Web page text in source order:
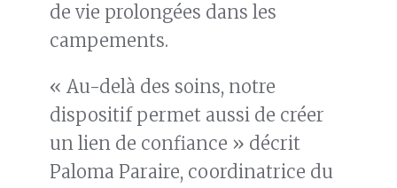
de vie prolongées dans les
campements.
« Au-delà des soins, notre
dispositif permet aussi de créer
un lien de confiance » décrit
Paloma Paraire, coordinatrice du